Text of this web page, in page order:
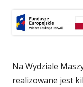
Na Wydziale
realizowane jest